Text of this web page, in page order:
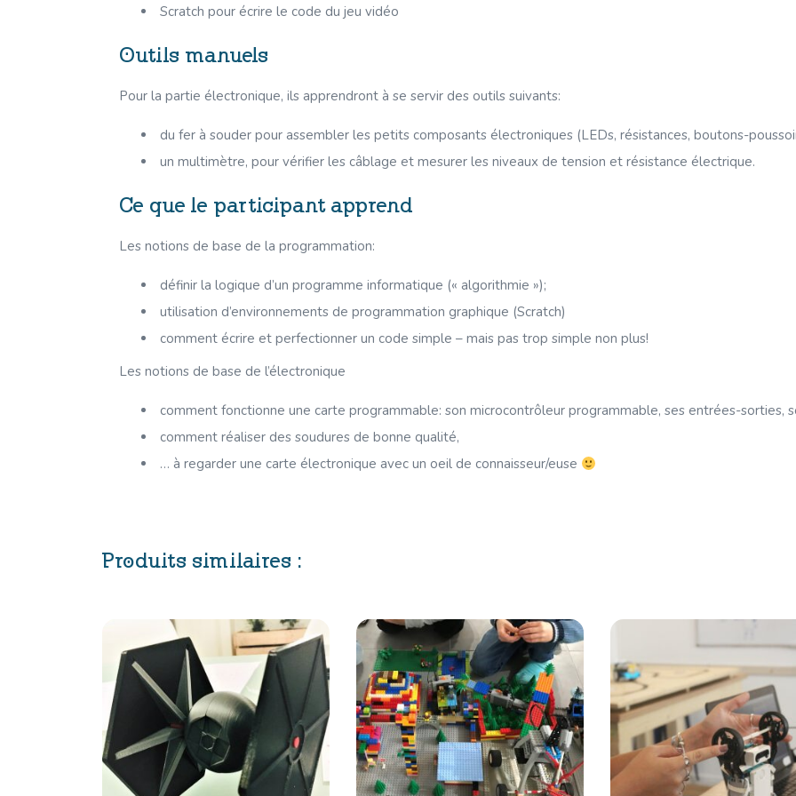
Scratch pour écrire le code du jeu vidéo
Outils manuels
Pour la partie électronique, ils apprendront à se servir des outils suivants:
du fer à souder pour assembler les petits composants électroniques (LEDs, résistances, boutons-
un multimètre, pour vérifier les câblage et mesurer les niveaux de tension et résistance électrique.
Ce que le participant apprend
Les notions de base de la programmation:
définir la logique d’un programme informatique (« algorithmie »);
utilisation d’environnements de programmation graphique (Scratch)
comment écrire et perfectionner un code simple – mais pas trop simple non plus!
Les notions de base de l’électronique
comment fonctionne une carte programmable: son microcontrôleur programmable, ses entrées-sorties,
comment réaliser des soudures de bonne qualité,
… à regarder une carte électronique avec un oeil de connaisseur/euse
Produits similaires :